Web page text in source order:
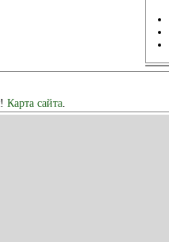
Карта сайта.